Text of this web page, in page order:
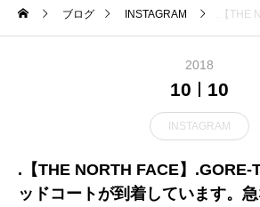
ブログ INSTAGRAM .【THE NORTH FACE】.GORE-TEX採用のフーデッドコートが到着しています。急な天候の変化にも対応でき、山陰の秋冬に最適な素
2018
10 10
INSTAGRAM
.【THE NORTH FACE】.GORE-
ッドコートが到着しています。